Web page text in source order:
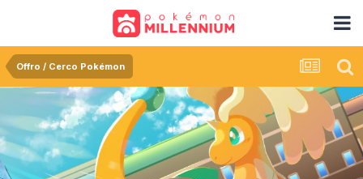
Offro / Cerco Pokémon